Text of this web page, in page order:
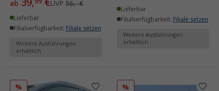
ab UVP 56,- €
Lieferbar
Filialverfügbarkeit: Filiale setzen
Weitere Ausführungen
erhältlich
Lieferbar
Filialverfügbarkeit: Filiale setzen
Weitere Ausführungen
erhältlich
% %